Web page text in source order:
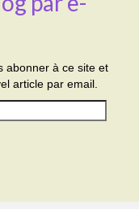
abonner à ce site et
article par email.